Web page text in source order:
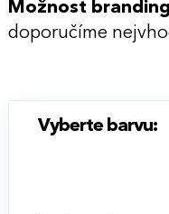
Možnost
doporučíme
Vyberte barvu: